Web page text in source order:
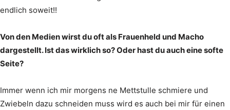
endlich soweit!!
Von den Medien wirst du oft als Frauenheld und Macho
dargestellt. Ist das wirklich so? Oder hast du auch eine softe
Seite?
Immer wenn ich mir morgens ne Mettstulle schmiere und
Zwiebeln dazu schneiden muss wird es auch bei mir für einen